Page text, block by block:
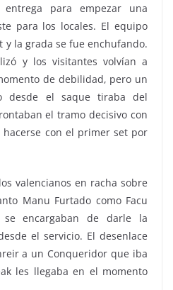
para empezar una
para los locales. El equipo
y la grada se fue enchufando.
y los visitantes volvían a
de debilidad, pero un
desde el saque tiraba del
el tramo decisivo con
con el primer set por
valencianos en racha sobre
Manu Furtado como Facu
encargaban de darle la
el servicio. El desenlace
a un Conqueridor que iba
les llegaba en el momento